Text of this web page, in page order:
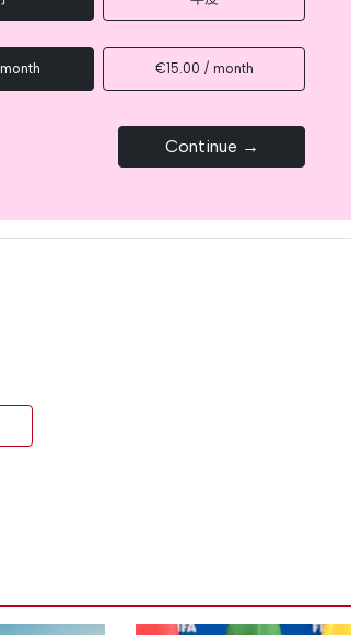
€15.00 / month
Continue →